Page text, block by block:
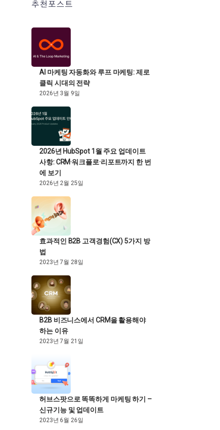
추천포스트
AI 마케팅 자동화와 루프 마케팅: 제로
클릭 시대의 전략
2026년 3월 9일
2026년 HubSpot 1월 주요 업데이트
사항: CRM·워크플로·리포트까지 한 번
에 보기
2026년 2월 25일
효과적인 B2B 고객경험(CX) 5가지 방
법
2023년 7월 28일
B2B 비즈니스에서 CRM을 활용해야
하는 이유
2023년 7월 21일
허브스팟으로 똑똑하게 마케팅 하기 –
신규기능 및 업데이트
2023년 6월 26일